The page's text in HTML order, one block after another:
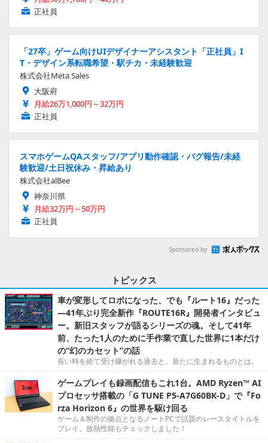
正社員
「27卒」ゲーム向けUIデザイナーアシスタント「正社員」I
T・デザイン系転職希望・駅チカ・未経験歓迎
株式会社Meta Sales
大阪府
月給26万1,000円～32万円
正社員
スマホゲームQAスタッフ/アプリ動作確認・バグ報告/未経
験歓迎/土日祝休み・昇給あり
株式会社alBee
神奈川県
月給32万円～50万円
正社員
Sponsored by
トピックス
車が変形してロボになった、でも『ルート16』だった
―41年ぶり完全新作『ROUTE16R』開発者インタビュ
ー。新旧スタッフが語るシリーズの魂。そして41年
前、たった1人のために手作業で直した世界に1本だけ
の“幻のカセット”の話
長い時を経て受け継がれる過去と、新たに生まれるものとは。
ゲームプレイも録画配信もこれ1台。AMD Ryzen™ AI
プロセッサ搭載の「G TUNE P5-A7G60BK-D」で『Fo
rza Horizon 6』の世界を駆け回る
ゲーム＆制作の拠点となるノートPCで話題のレースタイトルを
プレイ。放熱性能もチェックしました！